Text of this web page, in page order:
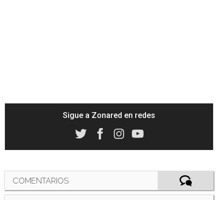
Sigue a Zonared en redes
COMENTARIOS